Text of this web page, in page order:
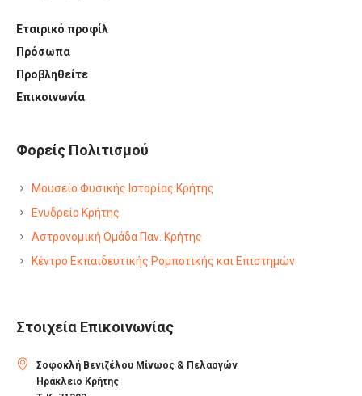
Εταιρικό προφίλ
Πρόσωπα
Προβληθείτε
Επικοινωνία
Φορείς Πολιτισμού
Μουσείο Φυσικής Ιστορίας Κρήτης
Ενυδρείο Κρήτης
Αστρονομική Ομάδα Παν. Κρήτης
Κέντρο Εκπαιδευτικής Ρομποτικής και Επιστημών
Στοιχεία Επικοινωνίας
Σοφοκλή Βενιζέλου Μίνωος & Πελασγών
Ηράκλειο Κρήτης